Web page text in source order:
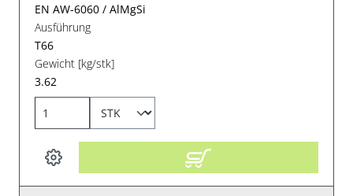
EN AW-6060 / AlMgSi
Ausführung
T66
Gewicht [kg/stk]
3.62